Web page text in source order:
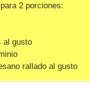
2 porciones:
al gusto
rallado al gusto